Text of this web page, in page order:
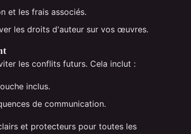
et les frais associés.
les droits d'auteur sur vos œuvres.
les conflits futurs. Cela inclut :
inclus.
de communication.
et protecteurs pour toutes les